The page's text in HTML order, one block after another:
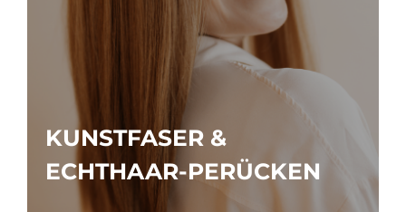
KUNSTFASER &
ECHTHAAR-PERÜCKEN